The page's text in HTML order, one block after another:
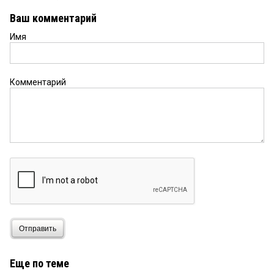
Ваш комментарий
Имя
Комментарий
Отправить
Еще по теме